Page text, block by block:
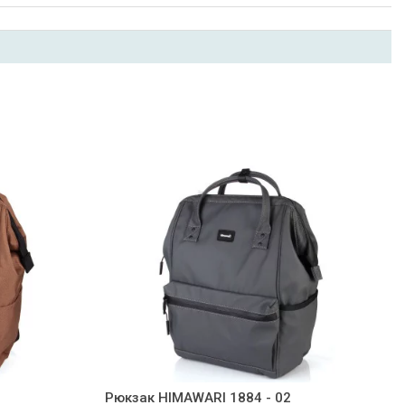
Рюкзак HIMAWARI 1884 - 02